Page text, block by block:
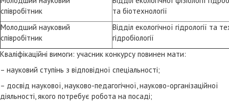
співробітник
та біотехнології
Молодший науковий
співробітник
Відділ екологічної гідрології та
гідробіології
Кваліфікаційні вимоги: учасник конкурсу повинен мати:
– науковий ступінь з відповідної спеціальності;
– досвід наукової, науково-педагогічної, науково-організаційної
діяльності, якого потребує робота на посаді;